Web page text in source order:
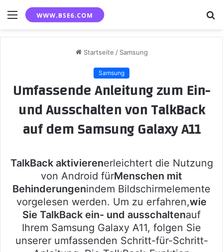
Menü
Startseite / Samsung
Samsung
Umfassende Anleitung zum Ein-
und Ausschalten von TalkBack
auf dem Samsung Galaxy A11
TalkBack aktivierenerleichtert die Nutzung
von Android fürMenschen mit
Behinderungenindem Bildschirmelemente
vorgelesen werden. Um zu erfahren,wie
Sie TalkBack ein- und ausschaltenauf
Ihrem Samsung Galaxy A11, folgen Sie
unserer umfassenden Schritt-für-Schritt-